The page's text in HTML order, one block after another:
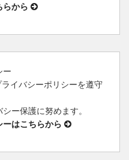
らから
ー
イバシーポリシーを遵守
ー保護に努めます。
はこちらから